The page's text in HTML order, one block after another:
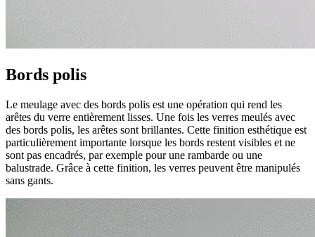
Bords polis
Le meulage avec des bords polis est une opération qui rend les
arêtes du verre entièrement lisses. Une fois les verres meulés avec
des bords polis, les arêtes sont brillantes. Cette finition esthétique est
particulièrement importante lorsque les bords restent visibles et ne
sont pas encadrés, par exemple pour une rambarde ou une
balustrade. Grâce à cette finition, les verres peuvent être manipulés
sans gants.